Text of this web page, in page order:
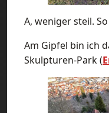
A, weniger steil.
Am Gipfel bin ich
Skulpturen-Park (